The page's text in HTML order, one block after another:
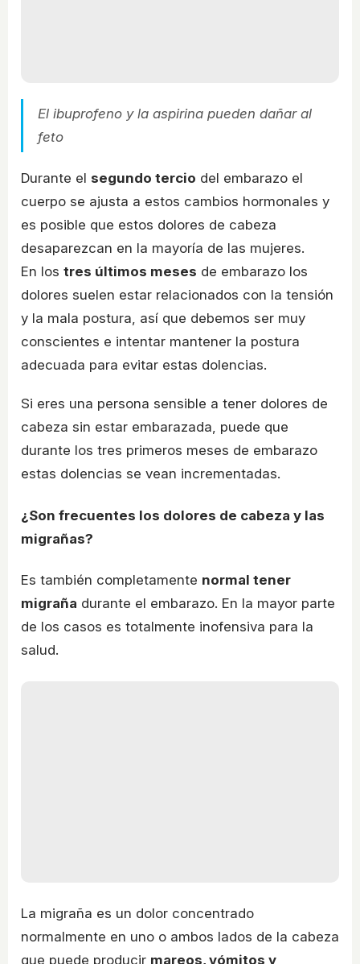
El ibuprofeno y la aspirina pueden dañar al
feto
Durante el segundo tercio del embarazo el
cuerpo se ajusta a estos cambios hormonales y
es posible que estos dolores de cabeza
desaparezcan en la mayoría de las mujeres.
En los tres últimos meses de embarazo los
dolores suelen estar relacionados con la tensión
y la mala postura, así que debemos ser muy
conscientes e intentar mantener la postura
adecuada para evitar estas dolencias.
Si eres una persona sensible a tener dolores de
cabeza sin estar embarazada, puede que
durante los tres primeros meses de embarazo
estas dolencias se vean incrementadas.
¿Son frecuentes los dolores de cabeza y las
migrañas?
Es también completamente normal tener
migraña durante el embarazo. En la mayor parte
de los casos es totalmente inofensiva para la
salud.
La migraña es un dolor concentrado
normalmente en uno o ambos lados de la cabeza
que puede producir mareos, vómitos y